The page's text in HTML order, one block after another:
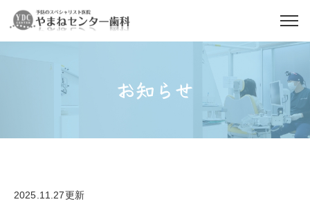
お知らせ
2025.11.27更新